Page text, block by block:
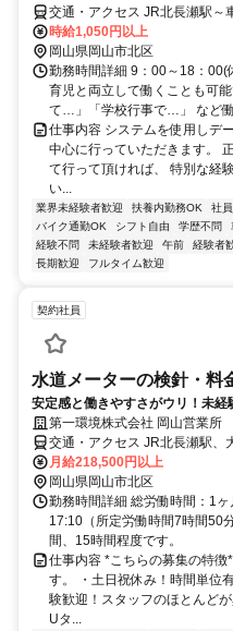
交通・アクセス JR北長瀬駅～
時給1,050円以上
岡山県岡山市北区
勤務時間詳細 9：00～18：
育児と両立して働くことも可
て…」「学校行事で…」 など
仕事内容 システムを使用しデ
中心に行っていただきます。
て行って頂ければ、 特別な経
い...
業界未経験者歓迎 扶養内勤務OK 社
バイク通勤OK
シフト自由 学歴不問
経験不問
未経験者歓迎 午前 経験者
長期歓迎
フルタイム歓迎
契約社員
水道メーターの検針・料
安定感と働きやすさがウリ！未経
第一環境株式会社 岡山営業所
交通・アクセス JR北長瀬駅、
月給218,500円以上
岡山県岡山市北区
勤務時間詳細 総労働時間：1
17:10（所定労働時間7時間50
間、15時間程度です。
仕事内容 *こちらの募集の特
す。 ・土日祝休み！時間単位
験歓迎！スタッフのほとんど
Uタ...